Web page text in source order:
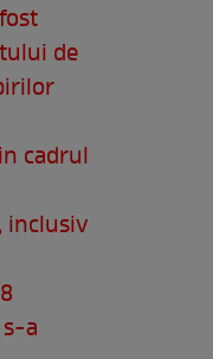
de
cadrul
inclusiv
a